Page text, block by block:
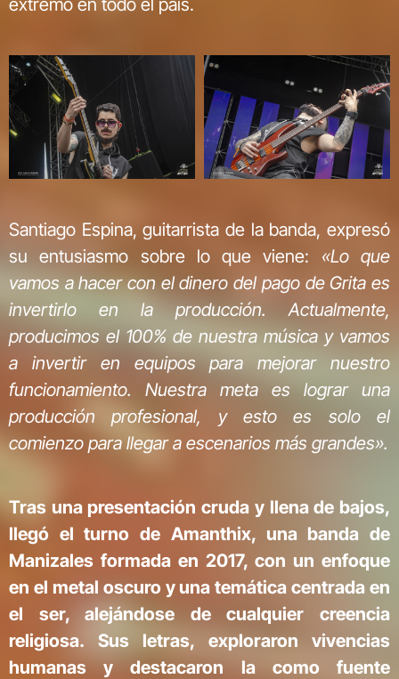
extremo en todo el país.
Santiago Espina, guitarrista de la banda, expresó
su entusiasmo sobre lo que viene: «Lo que
vamos a hacer con el dinero del pago de Grita es
invertirlo en la producción. Actualmente,
producimos el 100% de nuestra música y vamos
a invertir en equipos para mejorar nuestro
funcionamiento. Nuestra meta es lograr una
producción profesional, y esto es solo el
comienzo para llegar a escenarios más grandes».
Tras una presentación cruda y llena de bajos,
llegó el turno de Amanthix, una banda de
Manizales formada en 2017, con un enfoque
en el metal oscuro y una temática centrada en
el ser, alejándose de cualquier creencia
religiosa. Sus letras, exploraron vivencias
humanas y destacaron la como fuente